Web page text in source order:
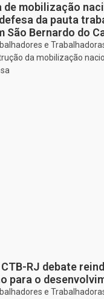
de mobilização
da pauta
São Bernardo do
e
da mobilização
RJ debate
para o
e